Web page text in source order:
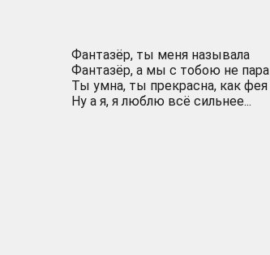
Фантазёр, ты меня называла
Фантазёр, а мы с тобою не пара
Ты умна, ты прекрасна, как фея
Ну а я, я люблю всё сильнее...